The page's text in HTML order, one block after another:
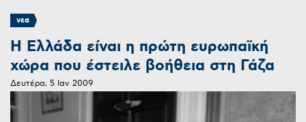
νεα
Η Ελλάδα είναι η πρώτη ευρωπαϊκή
χώρα που έστειλε βοήθεια στη Γάζα
Δευτέρα, 5 Ιαν 2009